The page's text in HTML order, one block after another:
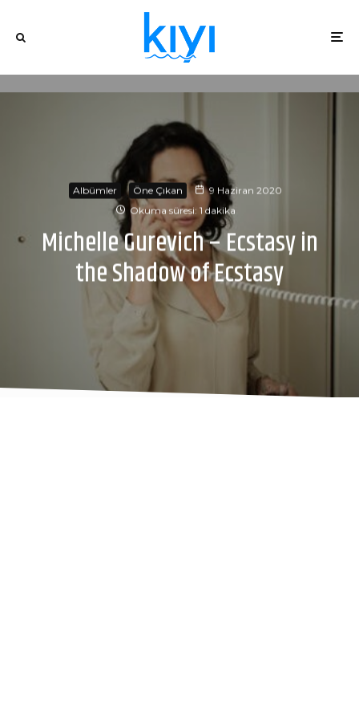
Albümler Öne Çıkan
9 Haziran 2020
Okuma süresi: 1 dakika
Michelle Gurevich – Ecstasy in
the Shadow of Ecstasy